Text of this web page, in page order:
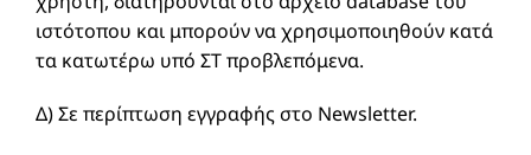
ιστότοπου και μπορούν να χρησιμοποιηθούν κατά
τα κατωτέρω υπό ΣΤ προβλεπόμενα.
Δ) Σε περίπτωση εγγραφής στο Newsletter.